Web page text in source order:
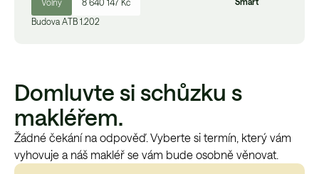
Volný 8 640 147 Kč
Budova ATB 1.202
Domluvte si schůzku s
makléřem.
Žádné čekání na odpověď. Vyberte si termín, který vám
vyhovuje a náš makléř se vám bude osobně věnovat.